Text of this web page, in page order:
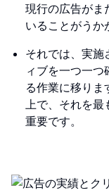
現行の広告がま
いることがうか
それでは、実施
ィブを一つ一
る作業に移りま
上で、それを最
重要です。